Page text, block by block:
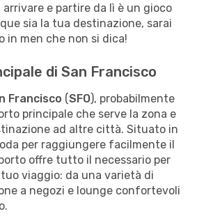
arrivare e partire da lì è un gioco
sia la tua destinazione, sarai
in men che non si dica!
di San Francisco
Francisco (SFO), probabilmente
principale che serve la zona e
ad altre città. Situato in
per raggiungere facilmente il
offre tutto il necessario per
viaggio: da una varietà di
a negozi e lounge confortevoli